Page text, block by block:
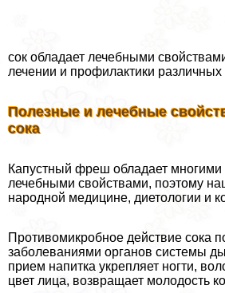
сок обладает лечебными
лечении и профилактики
Полезные и лечебные
сока
Капустный фреш обладает
лечебными свойствами, поэтому
народной медицине, диетологии и
Противомикробное действие сока
заболеваниями органов системы
прием напитка укрепляет ногти,
цвет лица, возвращает молодость